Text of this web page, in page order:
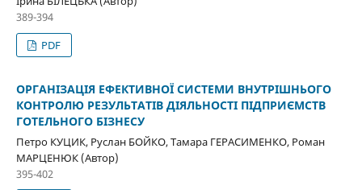
389-394
PDF
ОРГАНІЗАЦІЯ ЕФЕКТИВНОЇ СИСТЕМИ ВНУТРІШНЬОГО
КОНТРОЛЮ РЕЗУЛЬТАТІВ ДІЯЛЬНОСТІ ПІДПРИЄМСТВ
ГОТЕЛЬНОГО БІЗНЕСУ
Петро КУЦИК, Руслан БОЙКО, Тамара ГЕРАСИМЕНКО, Роман
МАРЦЕНЮК (Автор)
395-402